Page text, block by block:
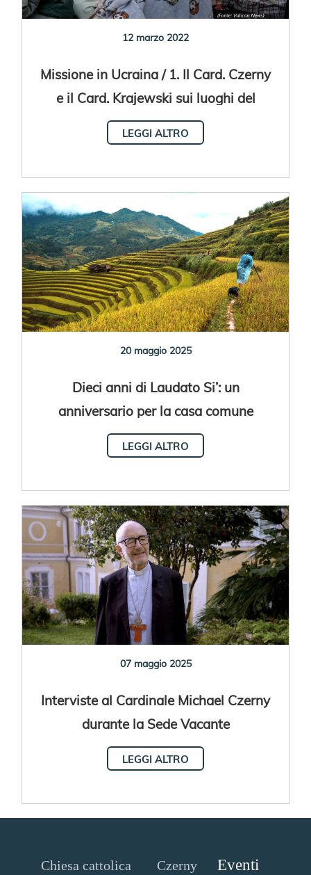
12 marzo 2022
Missione in Ucraina / 1. Il Card. Czerny
e il Card. Krajewski sui luoghi del
conflitto dal 7 all'11 marzo
LEGGI ALTRO
20 maggio 2025
Dieci anni di Laudato Si’: un
anniversario per la casa comune
LEGGI ALTRO
07 maggio 2025
Interviste al Cardinale Michael Czerny
durante la Sede Vacante
LEGGI ALTRO
Chiesa cattolica Czerny Eventi